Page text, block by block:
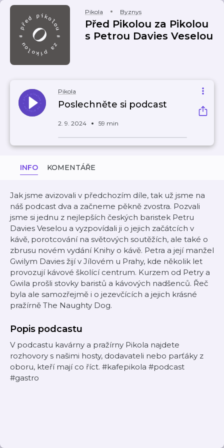
Pikola Byznys
Před Pikolou za Pikolou
s Petrou Davies Veselou
Pikola
Poslechněte si podcast
2. 9. 2024 59 min
INFO KOMENTÁŘE
Jak jsme avizovali v předchozím díle, tak už jsme na
náš podcast dva a začneme pěkně zvostra. Pozvali
jsme si jednu z nejlepších českých baristek Petru
Davies Veselou a vyzpovídali ji o jejich začátcích v
kávě, porotcování na světových soutěžích, ale také o
zbrusu novém vydání Knihy o kávě. Petra a její manžel
Gwilym Davies žijí v Jílovém u Prahy, kde několik let
provozují kávové školící centrum. Kurzem od Petry a
Gwila prošli stovky baristů a kávových nadšenců. Řeč
byla ale samozřejmě i o jezevčících a jejich krásné
pražírně The Naughty Dog.
Popis podcastu
V podcastu kavárny a pražírny Pikola najdete
rozhovory s našimi hosty, dodavateli nebo parťáky z
oboru, kteří mají co říct. #kafepikola #podcast
#gastro